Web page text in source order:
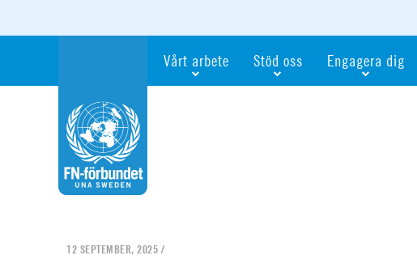
Vårt arbete Stöd oss Engagera dig
12 SEPTEMBER, 2025 /